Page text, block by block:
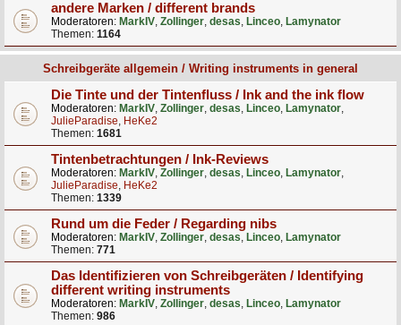
andere Marken / different brands
Moderatoren: MarkIV, Zollinger, desas, Linceo, Lamynator
Themen: 1164
Schreibgeräte allgemein / Writing instruments in general
Die Tinte und der Tintenfluss / Ink and the ink flow
Moderatoren: MarkIV, Zollinger, desas, Linceo, Lamynator,
JulieParadise, HeKe2
Themen: 1681
Tintenbetrachtungen / Ink-Reviews
Moderatoren: MarkIV, Zollinger, desas, Linceo, Lamynator,
JulieParadise, HeKe2
Themen: 1339
Rund um die Feder / Regarding nibs
Moderatoren: MarkIV, Zollinger, desas, Linceo, Lamynator
Themen: 771
Das Identifizieren von Schreibgeräten / Identifying
different writing instruments
Moderatoren: MarkIV, Zollinger, desas, Linceo, Lamynator
Themen: 986